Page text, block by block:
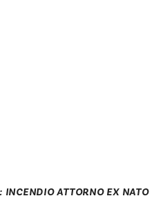
INCENDIO ATTORNO EX NATO